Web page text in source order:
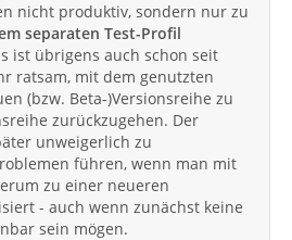
nicht produktiv, sondern nur zu
separaten Test-Profil
ist übrigens auch schon seit
ratsam, mit dem genutzten
(bzw. Beta-)Versionsreihe zu
zurückzugehen. Der
unweigerlich zu
führen, wenn man mit
zu einer neueren
- auch wenn zunächst keine
sein mögen.